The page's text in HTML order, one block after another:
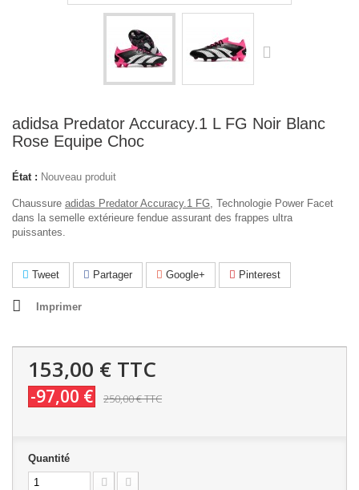
adidsa Predator Accuracy.1 L FG Noir Blanc
Rose Equipe Choc
État : Nouveau produit
Chaussure adidas Predator Accuracy.1 FG, Technologie Power Facet
dans la semelle extérieure fendue assurant des frappes ultra
puissantes.
Tweet Partager Google+ Pinterest
Imprimer
153,00 € TTC
-97,00 € 250,00 €TTC
Quantité